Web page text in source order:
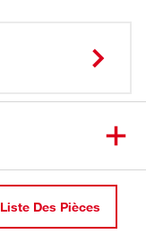
Liste Des Pièces